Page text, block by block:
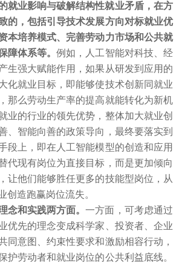
就业影响与破解结构性就业矛盾，在方
的，包括引导技术发展方向对标就业优
本培养模式、完善劳动力市场和公共就
障体系等。例如，人工智能对科技、经
生强大赋能作用，如果从研发到应用的
化就业目标，即能够使技术创新同就业
那么劳动生产率的提高就能转化为新机
业的行业的领先优势，整体加大就业创
、智能向善的政策导向，最终要落实到
段上，即在人工智能模型的创造和应用
代现有岗位为直接目标，而是更加倾向
让他们能够胜任更多的技能型岗位，从
创造跑赢岗位流失。
念和实践两方面。一方面，可考虑通过
优先的理念变成科学家、投资者、企业
同意图、约束性要求和激励相容行动，
护劳动者和就业岗位的公共利益底线。